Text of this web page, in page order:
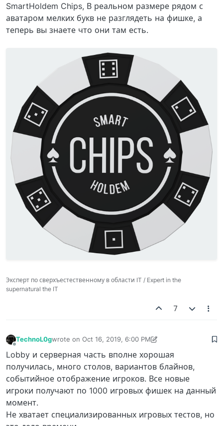
SmartHoldem Chips, В реальном размере рядом с
аватаром мелких букв не разглядеть на фишке, а
теперь вы знаете что они там есть.
Эксперт по сверхъестественному в области IT / Expert in the
supernatural the IT
7
Offline
TechnoL0gwrote on Oct 16, 2019, 6:00 PM
last edited by TechnoL0gOct 16, 2019, 6:15 PM
Lobby и серверная часть вполне хорошая
получилась, много столов, вариантов блайнов,
событийное отображение игроков. Все новые
игроки получают по 1000 игровых фишек на данный
момент.
Не хватает специализированных игровых тестов, но